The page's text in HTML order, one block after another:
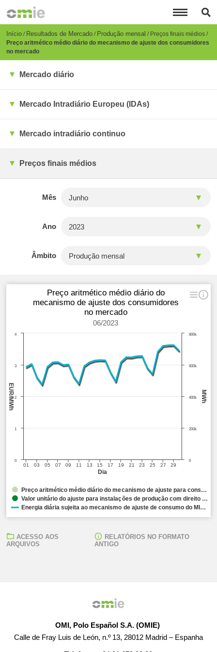
para
conteúdo
principal
Breadcrumb
Início Resultados de Mercado Produção mensal
Preços finais médios
Preço aritmético médio diário do mecanismo de ajuste dos consumidores
no mercado
Mercado diário
Mercado Intradiário Europeu (IDAs)
Mercado intradiário continuo
Preços finais médios
Mês
Ano
Âmbito
Dia
MWh
EUR/MWh
Preço aritmético médio diário do
mecanismo de ajuste dos consumidores
no mercado
06/2023
01 07 13 19 25
03 05 09 11 15 17 21 23 27 29
0
200k
400k
600k
800k
0
1
2
3
4
Preço aritmético médio diário do mecanismo de ajuste para cons…
Valor unitário do ajuste para instalações de produção com direito …
Energia diária sujeita ao mecanismo de ajuste de consumo do MI…
ACESSO AOS
ARQUIVOS
RELATÓRIOS NO FORMATO
ANTIGO
OMI, Polo Español S.A. (OMIE)
Calle de Fray Luis de León, n.º 13, 28012 Madrid – Espanha